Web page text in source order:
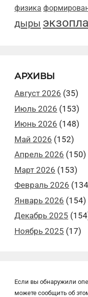
физика
дыры
АРХИВЫ
Август 2026 (35)
Июль 2026 (153)
Июнь 2026 (148)
Май 2026 (152)
Апрель 2026 (150)
Март 2026 (153)
Февраль 2026
Январь 2026 (154)
Декабрь 2025
Ноябрь 2025 (17)
Если вы обнаружили
можете сообщить об